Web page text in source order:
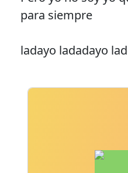
para siempre
ladayo ladadayo